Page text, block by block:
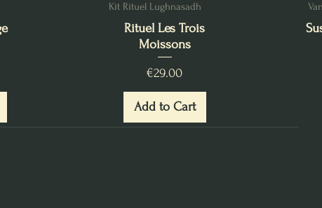
Kit Rituel Lughnasadh
Rituel Les Trois
Moissons
Price
€29.00
Add to Cart